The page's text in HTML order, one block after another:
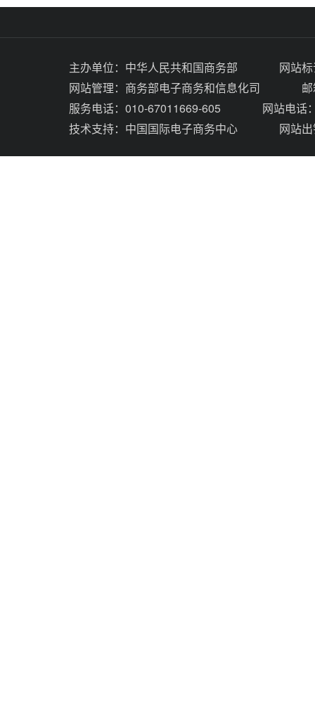
主办单位： 中华人民共和国商务部
网站
网站管理： 商务部电子商务和信息化司
服务电话：010-67011669-605
网站电话
技术支持： 中国国际电子商务中心 网站